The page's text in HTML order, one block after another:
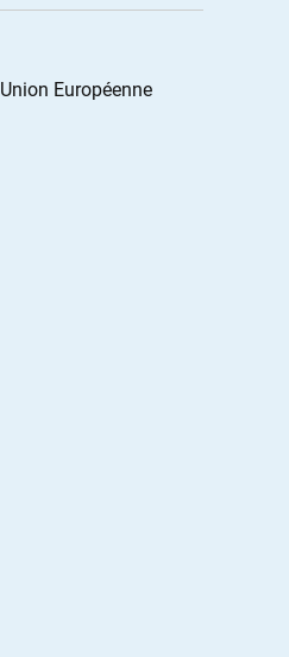
Union Européenne